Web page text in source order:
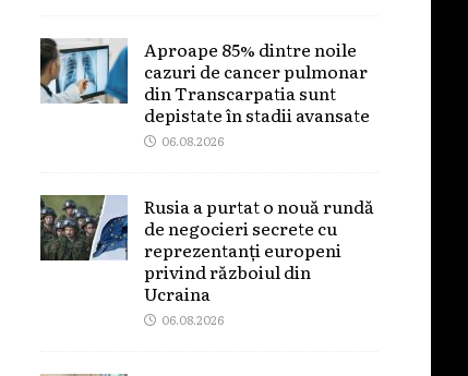
Aproape 85% dintre noile
cazuri de cancer pulmonar
din Transcarpatia sunt
depistate în stadii avansate
06.08.2026
Rusia a purtat o nouă rundă
de negocieri secrete cu
reprezentanți europeni
privind războiul din
Ucraina
06.08.2026